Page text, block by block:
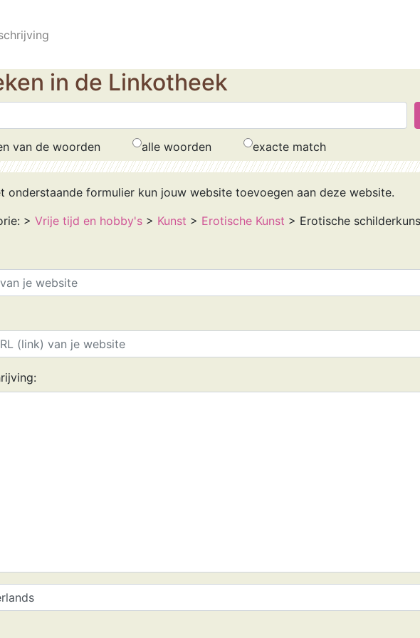
in de Linkotheek
van de woorden alle woorden exacte match
onderstaande formulier kun jouw website toevoegen aan deze website.
> Vrije tijd en hobby's > Kunst > Erotische Kunst > Erotische